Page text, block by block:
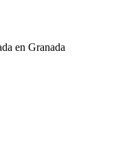
en Granada